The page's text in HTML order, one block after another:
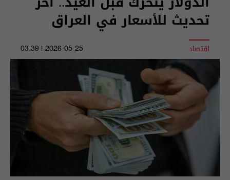
تحديث للأسعار في العراق
اقتصاد 2026-05-25 | 03:39